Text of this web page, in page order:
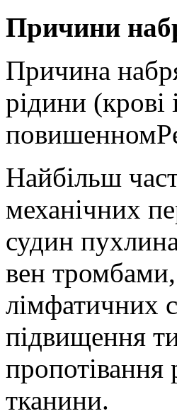
Причини
Причина
рідини (крові
Найбільш
механічних
судин
вен
лімфатичних
підвищення
пропотівання
тканини.